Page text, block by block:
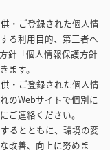
・ご登録された個人情
る利用目的、第三者へ
針「個人情報保護方針
ます。
・ご登録された個人情
のWebサイトで個別に
ご連絡ください。
るとともに、環境の変
改善、向上に努めま